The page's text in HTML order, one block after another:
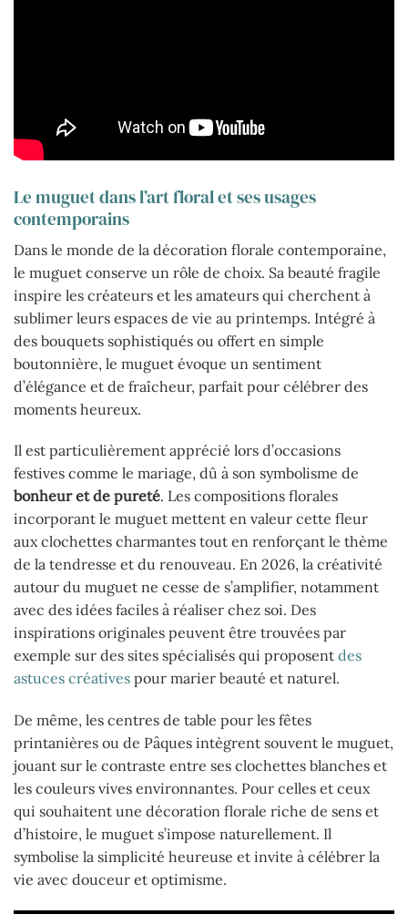
Le muguet dans l’art floral et ses usages
contemporains
Dans le monde de la décoration florale contemporaine,
le muguet conserve un rôle de choix. Sa beauté fragile
inspire les créateurs et les amateurs qui cherchent à
sublimer leurs espaces de vie au printemps. Intégré à
des bouquets sophistiqués ou offert en simple
boutonnière, le muguet évoque un sentiment
d’élégance et de fraîcheur, parfait pour célébrer des
moments heureux.
Il est particulièrement apprécié lors d’occasions
festives comme le mariage, dû à son symbolisme de
bonheur et de pureté. Les compositions florales
incorporant le muguet mettent en valeur cette fleur
aux clochettes charmantes tout en renforçant le thème
de la tendresse et du renouveau. En 2026, la créativité
autour du muguet ne cesse de s’amplifier, notamment
avec des idées faciles à réaliser chez soi. Des
inspirations originales peuvent être trouvées par
exemple sur des sites spécialisés qui proposent des
astuces créatives pour marier beauté et naturel.
De même, les centres de table pour les fêtes
printanières ou de Pâques intègrent souvent le muguet,
jouant sur le contraste entre ses clochettes blanches et
les couleurs vives environnantes. Pour celles et ceux
qui souhaitent une décoration florale riche de sens et
d’histoire, le muguet s’impose naturellement. Il
symbolise la simplicité heureuse et invite à célébrer la
vie avec douceur et optimisme.